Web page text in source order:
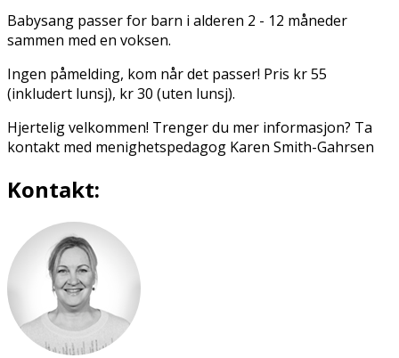
Babysang passer for barn i alderen 2 - 12 måneder
sammen med en voksen.
Ingen påmelding, kom når det passer! Pris kr 55
(inkludert lunsj), kr 30 (uten lunsj).
Hjertelig velkommen! Trenger du mer informasjon? Ta
kontakt med menighetspedagog Karen Smith-Gahrsen
Kontakt: